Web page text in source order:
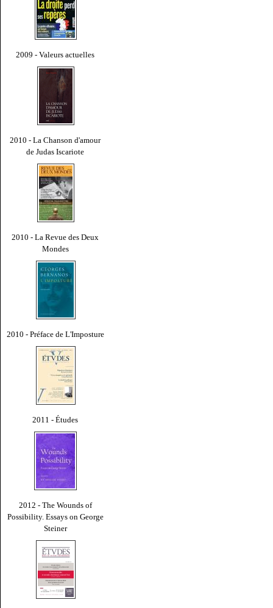
2009 - Valeurs actuelles
2010 - La Chanson d'amour
de Judas Iscariote
2010 - La Revue des Deux
Mondes
2010 - Préface de L'Imposture
2011 - Études
2012 - The Wounds of
Possibility. Essays on George
Steiner